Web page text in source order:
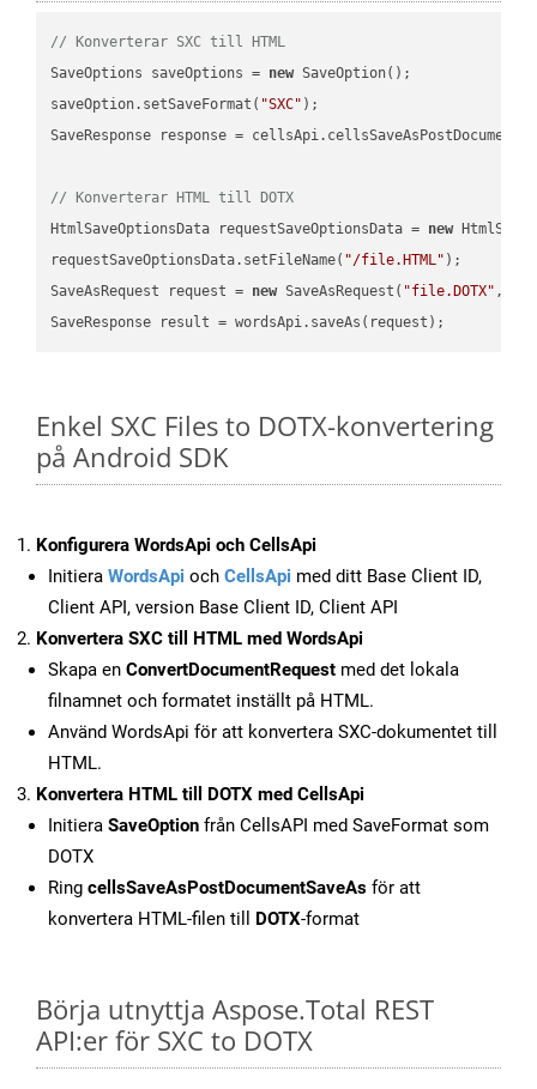
// Konverterar SXC till HTML
SaveOptions saveOptions = new SaveOption();
saveOption.setSaveFormat( "SXC" );
SaveResponse response =
// Konverterar HTML till DOTX
HtmlSaveOptionsData requestSaveOptionsData = new
requestSaveOptionsData.setFileName( "/file.HTML" );
SaveAsRequest request = new SaveAsRequest( "file.DOTX"
Enkel SXC Files to DOTX-konvertering
på Android SDK
Konfigurera WordsApi och CellsApi
Initiera WordsApi och CellsApi med ditt Base Client ID,
Client API, version Base Client ID, Client API
Konvertera SXC till HTML med WordsApi
Skapa en ConvertDocumentRequest med det lokala
filnamnet och formatet inställt på HTML.
Använd WordsApi för att konvertera SXC-dokumentet till
HTML.
Konvertera HTML till DOTX med CellsApi
Initiera SaveOption från CellsAPI med SaveFormat som
DOTX
Ring cellsSaveAsPostDocumentSaveAs för att
konvertera HTML-filen till DOTX-format
Börja utnyttja Aspose.Total REST
API:er för SXC to DOTX